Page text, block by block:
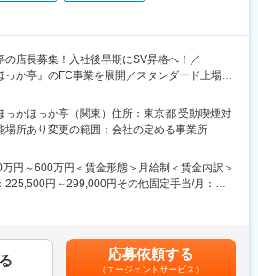
度】残業は平均7時間程度、翌日以降に代休取得
充実】24時間体制でスタッフが本部に問い合わ
】店舗運営はライセンス所持者が担当、店長
ー→エリアマネージャー（複数店舗管理）→本
長昇進、最短1年での昇進も可能
すると店長になれます。
の店長募集！入社後早期にSV昇格へ！／
か亭』のFC事業を展開／スタンダード上場企
すめ◇
しての経験を次のステージで活かしたい方
ず“店舗を増やす側・動かす側”へステップアップ
です。
っかほっか亭（関東）住所：東京都 受動喫煙対
場所あり変更の範囲：会社の定める事業所
円～600万円＜賃金形態＞月給制＜賃金内訳＞
225,500円～299,000円その他固定手当/月：
有＜給与補足＞※年齢・経験・スキルによって検
1回（4月）賞与：年2回（前年度実績 3.24ヶ月
応募依頼する
（エージェントサービス）